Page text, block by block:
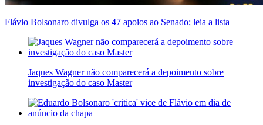
Flávio Bolsonaro divulga os 47 apoios ao Senado; leia a lista
Jaques Wagner não comparecerá a depoimento sobre
investigação do caso Master